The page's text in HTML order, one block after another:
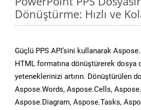
Dönüştürme: Hızlı ve
Güçlü PPS API’sini kullanarak
HTML formatına dönüştürerek dosya
yeteneklerinizi artırın. Dönüştürülen
Aspose.Words, Aspose.Cells,
Aspose.Diagram, Aspose.Tasks,